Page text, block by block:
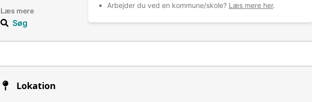
Arbejder du ved en kommune/skole? Læs mere her.
Læs mere
Søg
Lokation